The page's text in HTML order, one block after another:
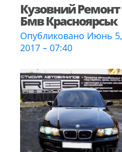
Кузовний Ремонт
Бмв Красноярськ
Опубликовано Июнь 5,
2017 – 07:40